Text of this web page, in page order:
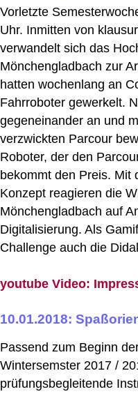
Vorletzte
Uhr. Inmitten von
verwandelt sich das
Mönchengladbach zur
hatten wochenlang an
Fahrroboter gewerkelt.
gegeneinander an und
verzwickten Parcour
Roboter, der den
bekommt den Preis. Mit
Konzept reagieren die
Mönchengladbach auf
Digitalisierung. Als
Challenge auch die
youtube Video:
10.01.2018:
Passend zum Beginn
Wintersemster 2017 /
prüfungsbegleitende